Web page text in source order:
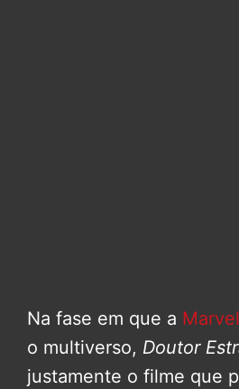
Na fase em que a Marvel
o multiverso, Doutor
justamente o filme que